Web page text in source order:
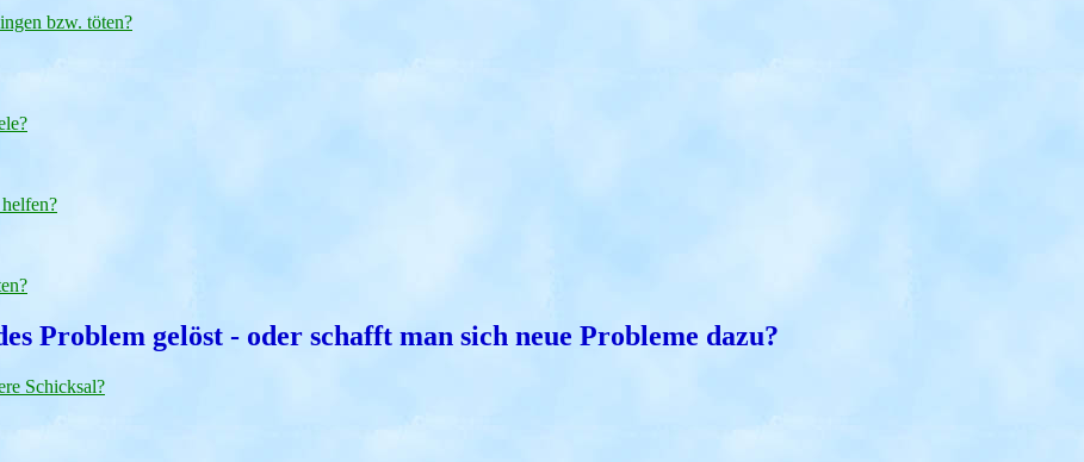
bzw. töten?
Problem gelöst - oder schafft man sich neue Probleme dazu?
Schicksal?